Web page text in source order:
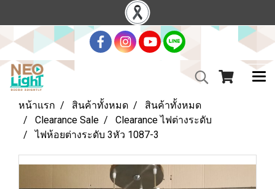
หน้าแรก สินค้าทั้งหมด
สินค้าทั้งหมด
Clearance Sale
Clearance ไฟต่างระดับ
ไฟห้อยต่างระดับ 3หัว 1087-3